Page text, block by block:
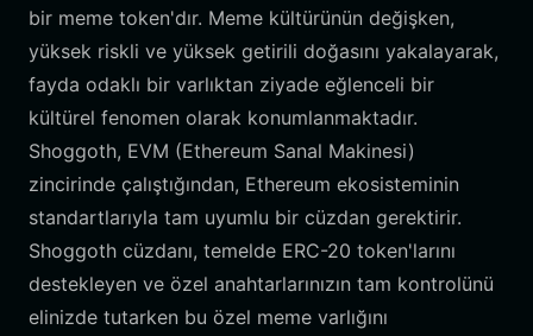
bir meme token'dır. Meme kültürünün değişken,
yüksek riskli ve yüksek getirili doğasını yakalayarak,
fayda odaklı bir varlıktan ziyade eğlenceli bir
kültürel fenomen olarak konumlanmaktadır.
Shoggoth, EVM (Ethereum Sanal Makinesi)
zincirinde çalıştığından, Ethereum ekosisteminin
standartlarıyla tam uyumlu bir cüzdan gerektirir.
Shoggoth cüzdanı, temelde ERC-20 token'larını
destekleyen ve özel anahtarlarınızın tam kontrolünü
elinizde tutarken bu özel meme varlığını